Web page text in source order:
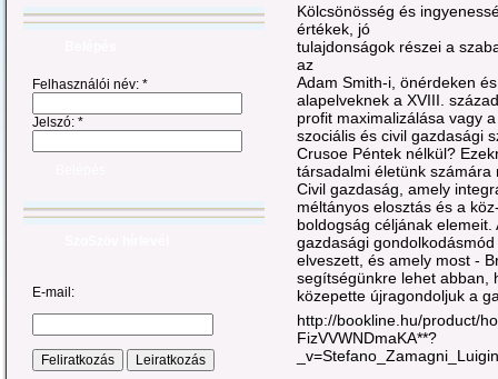
Felhasználói név: *
Jelszó: *
E-mail:
Kölcsönösség és
értékek, jó
tulajdonságok részei a
az
Adam Smith-i, önérdeken
alapelveknek a XVIII.
profit maximalizálása vagy
szociális és civil gazdasági
Crusoe Péntek nélkül?
társadalmi életünk
Civil gazdaság, amely
méltányos elosztás és a
boldogság céljának
gazdasági
elveszett, és amely most -
segítségünkre lehet abban,
közepette újragondoljuk a
http://bookline.hu/product/
FizVVWNDmaKA**?